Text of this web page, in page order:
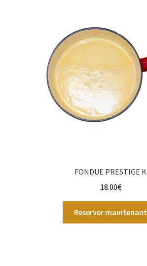
FONDUE PRESTIGE K
18.00€
Reserver maintenant